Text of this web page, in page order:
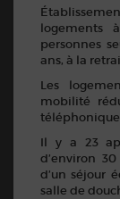
logements
personnes
ans, à la
Les
mobilité
Il y a 23
d’environ
d’un séjour
salle de